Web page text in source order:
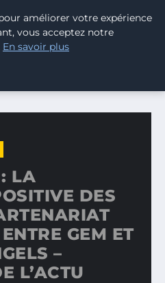
BLOG
POSITIVE DES SCOP ET LE…
LA
DES
GEM ET
–
L’ACTU
améliorer votre expérience
vous acceptez notre
En savoir plus